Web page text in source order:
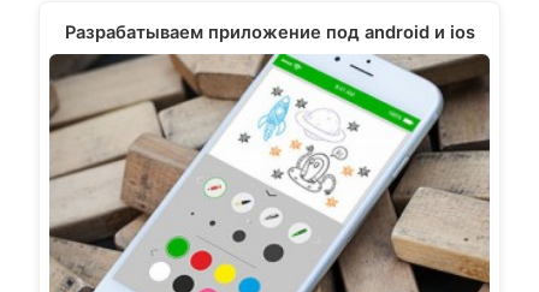
Разрабатываем приложение под android и ios